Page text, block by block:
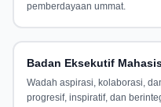
pemberdayaan ummat.
Badan Eksekutif
Wadah aspirasi, kolaborasi,
progresif, inspiratif, dan